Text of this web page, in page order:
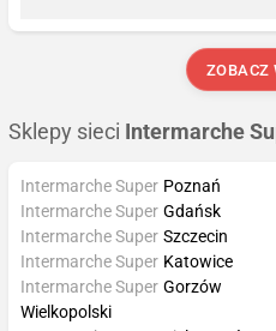
ZOBACZ
Sklepy sieci Intermarche
Intermarche Super Poznań
Intermarche Super Gdańsk
Intermarche Super Szczecin
Intermarche Super Katowice
Intermarche Super Gorzów
Wielkopolski